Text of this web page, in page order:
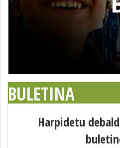
BULETINA
Harpidetu